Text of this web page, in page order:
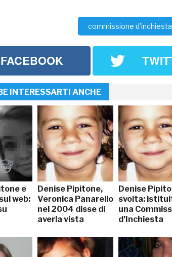
commissione d'inchiesta
FACEBOOK
INTERESSARTI ANCHE
e
web:
Denise Pipitone,
Veronica Panarello
nel 2004 disse di
averla vista
Denise
svolta:
una
d’Inchiesta